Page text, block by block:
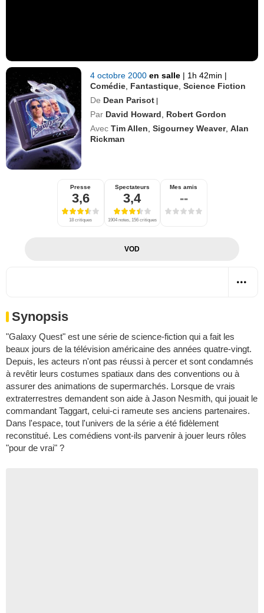
4 octobre 2000en salle | 1h 42min |
Comédie Fantastique ,Science Fiction
De Dean Parisot |
Par David Howard
Robert Gordon
Avec Tim Allen ,Sigourney Weaver,Alan
Rickman
Presse
3,6
18 critiques
Spectateurs
3,4
1904 notes, 156 critiques
Mes amis
--
VOD
Synopsis
"Galaxy Quest" est une série de science-fiction qui a fait les
beaux jours de la télévision américaine des années quatre-vingt.
Depuis, les acteurs n'ont pas réussi à percer et sont condamnés
à revêtir leurs costumes spatiaux dans des conventions ou à
assurer des animations de supermarchés. Lorsque de vrais
extraterrestres demandent son aide à Jason Nesmith, qui jouait le
commandant Taggart, celui-ci rameute ses anciens partenaires.
Dans l'espace, tout l'univers de la série a été fidèlement
reconstitué. Les comédiens vont-ils parvenir à jouer leurs rôles
"pour de vrai" ?